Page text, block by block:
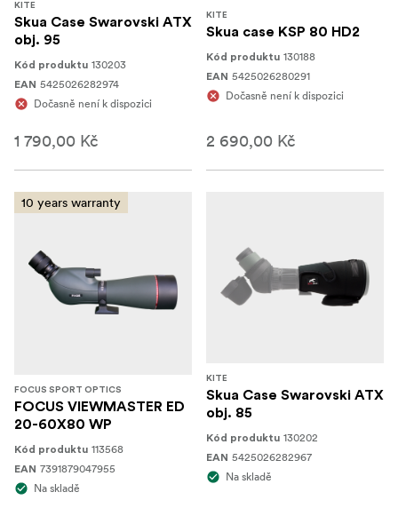
KITE
Skua Case Swarovski ATX
obj. 95
Kód produktu 130203
EAN 5425026282974
Dočasně není k dispozici
1 790,00 Kč
KITE
Skua case KSP 80 HD2
Kód produktu 130188
EAN 5425026280291
Dočasně není k dispozici
2 690,00 Kč
10 years warranty
FOCUS SPORT OPTICS
FOCUS VIEWMASTER ED
20-60X80 WP
Kód produktu 113568
EAN 7391879047955
Na skladě
KITE
Skua Case Swarovski ATX
obj. 85
Kód produktu 130202
EAN 5425026282967
Na skladě